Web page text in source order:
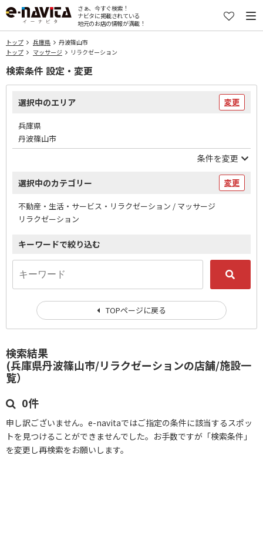
さぁ、今すぐ検索！
ナビタに掲載されている
地元のお店の情報が満載！
トップ 兵庫県
丹波篠山市
トップ
マッサージ リラクゼーション
検索結果
(兵庫県丹波篠山市/リラクゼーションの店舗/施設一
覧）
0件
申し訳ございません。e-navitaではご指定の条件に該当するスポッ
トを見つけることができませんでした。お手数ですが「検索条件」
を変更し再検索をお願いします。
検索条件 設定・変更
選択中のエリア 変更
兵庫県
丹波篠山市
条件を変更
選択中のカテゴリー 変更
不動産・生活・サービス・リラクゼーション / マッサージ
リラクゼーション
キーワードで絞り込む
TOPページに戻る